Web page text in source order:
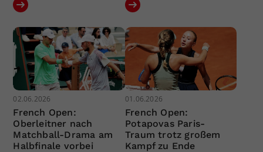
02.06.2026
French Open:
Oberleitner nach
Matchball-Drama am
Halbfinale vorbei
01.06.2026
French Open:
Potapovas Paris-
Traum trotz großem
Kampf zu Ende